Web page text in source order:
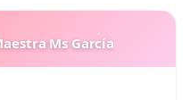
Ms García